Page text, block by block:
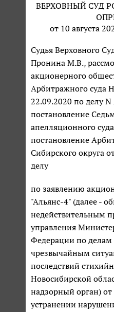
ВЕРХОВНЫЙ СУД
от 10 августа
Судья Верховного
Пронина М.В.,
акционерного
Арбитражного суда
22.09.2020 по делу
постановление
апелляционного
постановление
Сибирского округа
делу
по заявлению
"Альянс-4" (далее -
недействительным
управления
Федерации по
чрезвычайным
последствий
Новосибирской
надзорный орган)
устранении